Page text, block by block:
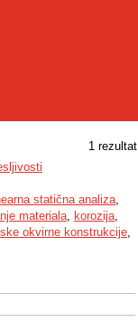
1 rezultat
statična analiza,
materiala, korozija,
okvirne konstrukcije,